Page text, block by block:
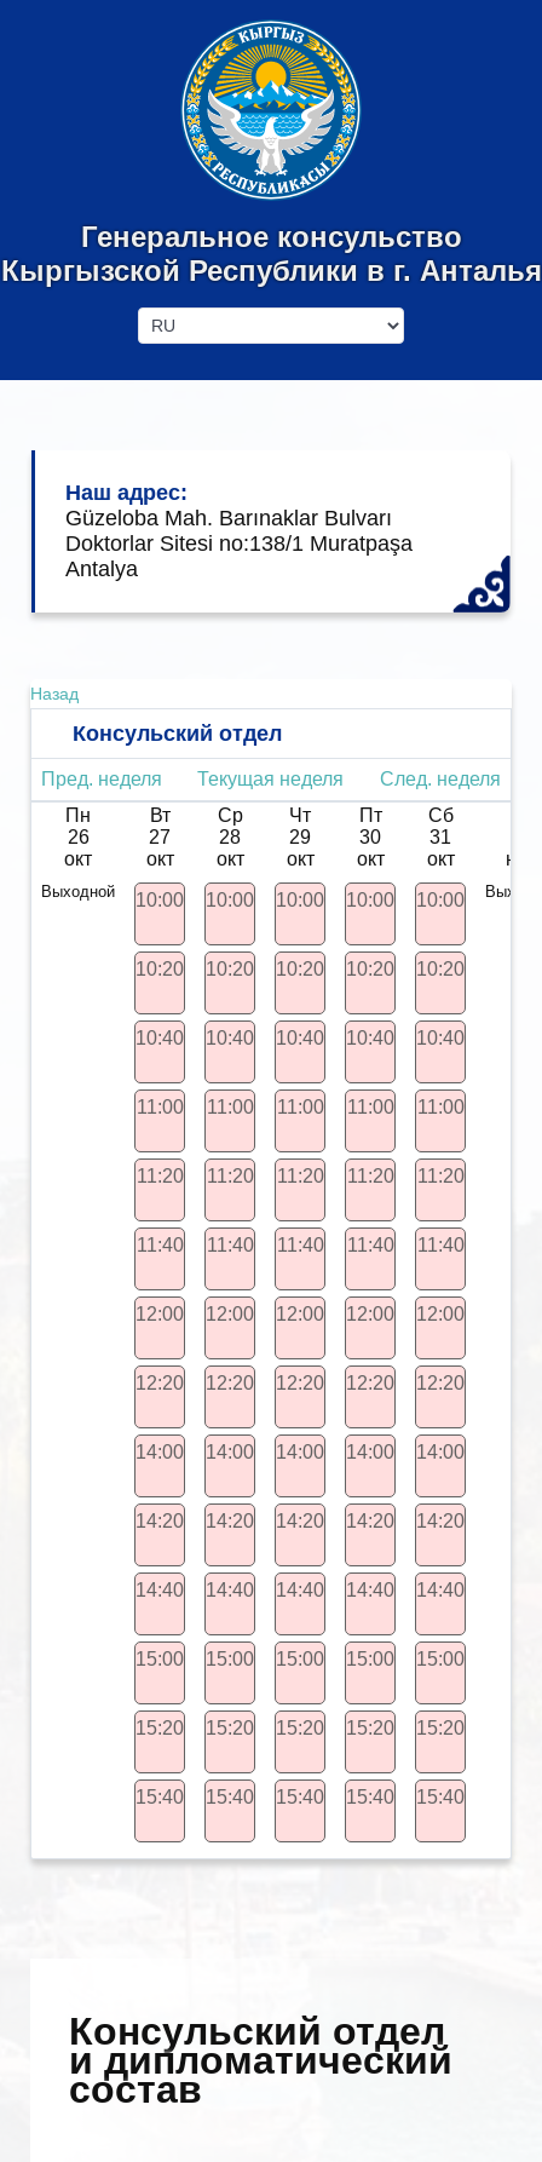
Генеральное консульство
Кыргызской Республики в г. Анталья
Наш адрес:
Güzeloba Mah. Barınaklar Bulvarı
Doktorlar Sitesi no:138/1 Muratpaşa
Antalya
Назад
Консульский отдел
Пред. неделя Текущая неделя
След. неделя
Пн
26
окт
Вт
27
окт
Ср
28
окт
Чт
29
окт
Пт
30
окт
Сб
31
окт
ноя
Выходной 10:00
10:20
10:40
11:00
11:20
11:40
12:00
12:20
14:00
14:20
14:40
15:00
15:20
15:40
10:00
10:20
10:40
11:00
11:20
11:40
12:00
12:20
14:00
14:20
14:40
15:00
15:20
15:40
10:00
10:20
10:40
11:00
11:20
11:40
12:00
12:20
14:00
14:20
14:40
15:00
15:20
15:40
10:00
10:20
10:40
11:00
11:20
11:40
12:00
12:20
14:00
14:20
14:40
15:00
15:20
15:40
10:00
10:20
10:40
11:00
11:20
11:40
12:00
12:20
14:00
14:20
14:40
15:00
15:20
15:40
Консульский отдел
и дипломатический
состав